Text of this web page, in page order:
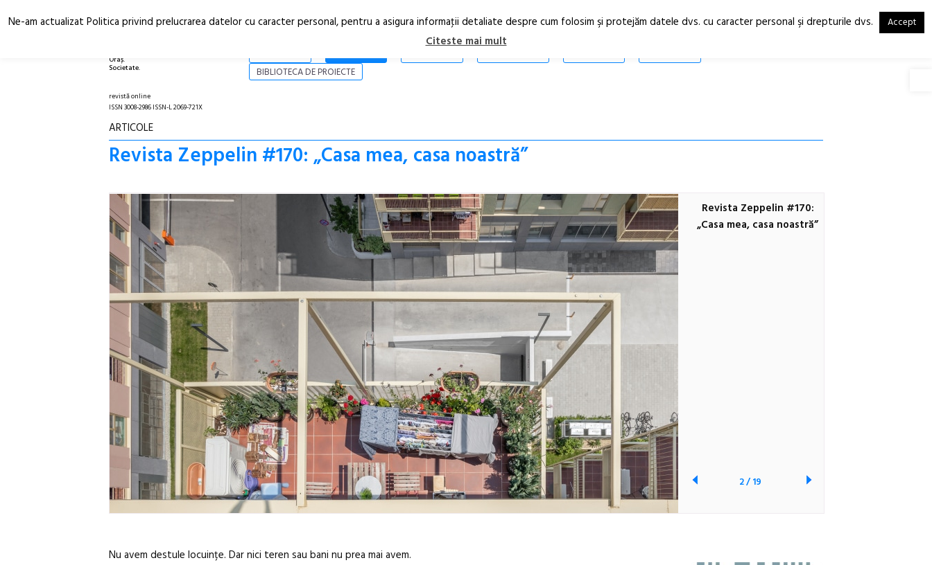
Oraș.
Societate.
RO
EN
ARTICOLE
BIBLIOTECA DE PROIECTE
revistă online
ISSN 3008-2986 ISSN-L 2069-721X
ARTICOLE
Revista Zeppelin #170: „Casa mea, casa noastră”
Revista Zeppelin #170:
„Casa mea, casa noastră”
2/19
Nu avem destule locuințe. Dar nici teren sau bani nu prea mai avem.
Ne-am actualizat Politica privind prelucrarea datelor cu caracter personal, pentru a asigura informaţii detaliate despre cum folosim şi protejăm datele dvs. cu caracter personal şi drepturile dvs. Accept
Citeste mai mult